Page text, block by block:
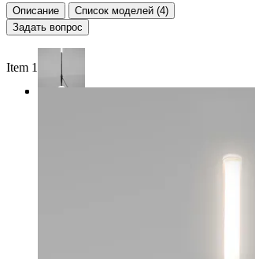
Описание
Список моделей (4)
Задать вопрос
Item 1 of 3